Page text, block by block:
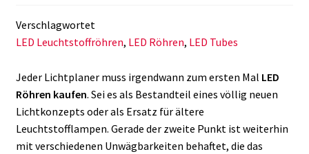
Verschlagwortet
LED Leuchtstoffröhren, LED Röhren, LED Tubes
Jeder Lichtplaner muss irgendwann zum ersten Mal LED
Röhren kaufen. Sei es als Bestandteil eines völlig neuen
Lichtkonzepts oder als Ersatz für ältere
Leuchtstofflampen. Gerade der zweite Punkt ist weiterhin
mit verschiedenen Unwägbarkeiten behaftet, die das